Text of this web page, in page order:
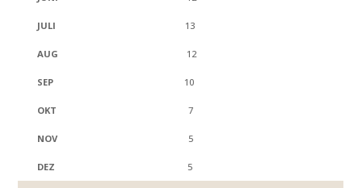
13
12
10
7
5
5